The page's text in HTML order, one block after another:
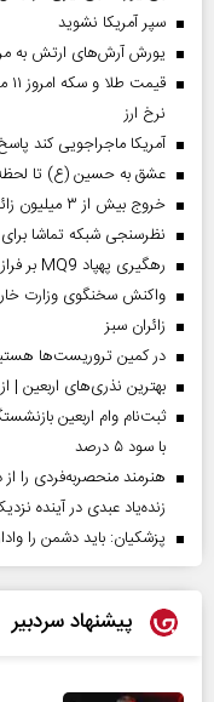
سپر آمریکا نشوید
یورش آرش‌های ارتش به
نرخ ارز
آمریکا ماجراجویی کند
عشق به حسین (ع) تا
خروج بیش از ۳ میلیون زائر از تمام مرز‌های کشور
نظرسنجی شبکه تماشا
رهگیری پهپاد MQ9 بر فراز تنگه هرمز
واکنش سخنگوی وزارت
‌زائران سبز
در کمین تروریست‌ها
بهترین نذری‌های اربعین |
با سود ۵ درصد
زنده‌یاد عبدی در آینده
پزشکیان: باید دشمن را
پیشنهاد سردبیر